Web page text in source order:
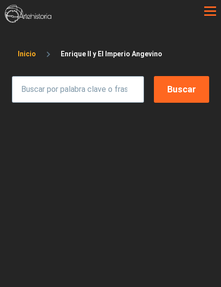
Pasar al contenido principal
Sobrescribir enlaces de ayuda a la
Inicio Enrique II y El Imperio Angevino